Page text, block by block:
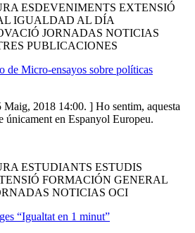
ESDEVENIMENTS EXTENSIÓ
IGUALDAD AL DÍA
JORNADAS NOTICIAS
PUBLICACIONES
de Micro-ensayos sobre políticas
2018 14:00. ] Ho sentim, aquesta
únicament en Espanyol Europeu.
ESTUDIANTS ESTUDIS
FORMACIÓN GENERAL
NOTICIAS OCI
“Igualtat en 1 minut”